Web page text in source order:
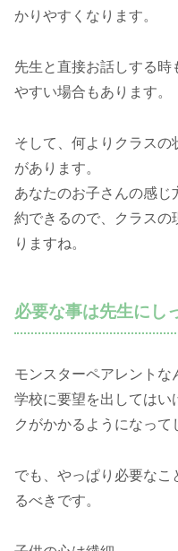
かりやすくなります。
先生と直接お話しする時
やすい場合もあります。
そして、何よりクラスの
があります。
あなたのお子さんの感
約できるので、クラスの
りますね。
必要な事は先生にし
モンスターペアレントな
学校に要望を出してはい
クがかかるようになって
でも、やっぱり必要なこ
るべきです。